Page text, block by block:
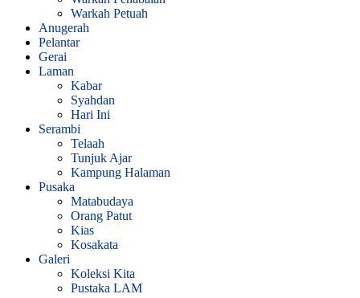
Warkah Petuah
Anugerah
Pelantar
Gerai
Laman
Kabar
Syahdan
Hari Ini
Serambi
Telaah
Tunjuk Ajar
Kampung Halaman
Pusaka
Matabudaya
Orang Patut
Kias
Kosakata
Galeri
Koleksi Kita
Pustaka LAM